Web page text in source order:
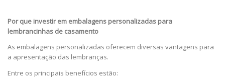
Por que investir em embalagens personalizadas para
lembrancinhas de casamento
As embalagens personalizadas oferecem diversas vantagens para
a apresentação das lembranças.
Entre os principais benefícios estão: